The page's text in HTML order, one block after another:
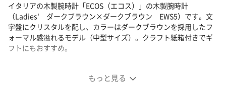
もっと見る
イタリアの木製腕時計「ECOS（エコス）」の木製腕時計
（Ladies' ダークブラウン×ダークブラウン EWS5）です。文
字盤にクリスタルを配し、カラーはダークブラウンを採用したフ
ォーマル感溢れるモデル（中型サイズ）。クラフト紙箱付きでギ
フトにもおすすめ。
木製腕時計（Ladies' ダークブラウン×ダークブラウ